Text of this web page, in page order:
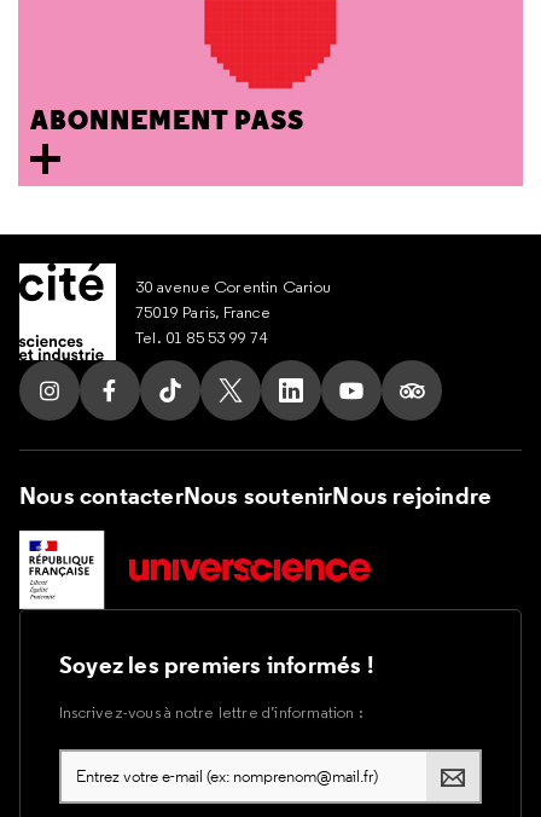
ABONNEMENT PASS
30 avenue Corentin Cariou
75019 Paris, France
Tel. 01 85 53 99 74
Suivez nous sur Instagram
Suivez nous sur Facebook
Suivez nous sur Tik Tok
Suivez nous sur X
Suivez nous sur LinkedIn
Suivez nous sur
Suivez nous
Nous contacterNous soutenirNous rejoindre
Soyez les premiers informés !
Inscrivez-vous à notre lettre d’information :